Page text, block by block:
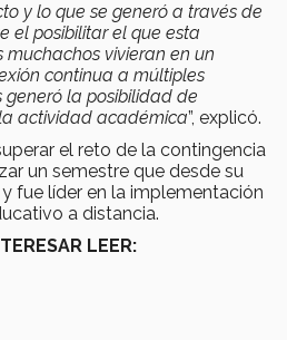
y lo que se generó a través de
el posibilitar el que esta
vivieran en un
continua a múltiples
la posibilidad de
actividad académica”, explicó.
el reto de la contingencia
un semestre que desde su
fue líder en la implementación
a distancia.
LEER: